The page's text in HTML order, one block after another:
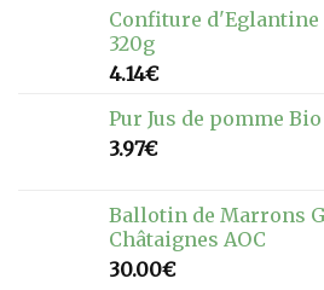
Confiture
320g
4.14€
Pur Jus de pomme
3.97€
Ballotin de Marrons
Châtaignes AOC
30.00€